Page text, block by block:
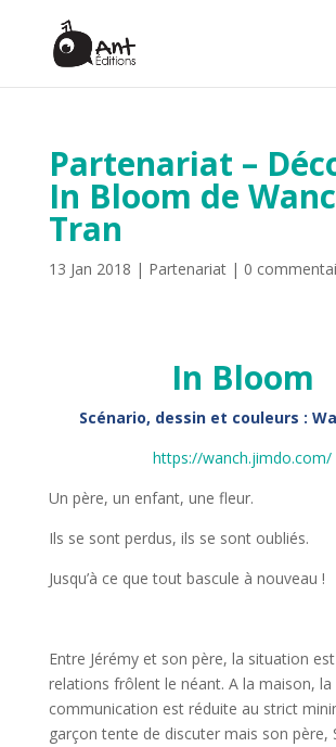
Partenariat –
In Bloom de
Tran
13 Jan 2018 | Partenariat| 0
In Bloom
Scénario, dessin et couleurs :
https://wanch.jimdo.com/
Un père, un enfant, une fleur.
Ils se sont perdus, ils se sont oubliés.
Jusqu’à ce que tout bascule à nouveau !
Entre Jérémy et son père, la situation
relations frôlent le néant. A la maison, la
communication est réduite au strict
garçon tente de discuter mais son père,